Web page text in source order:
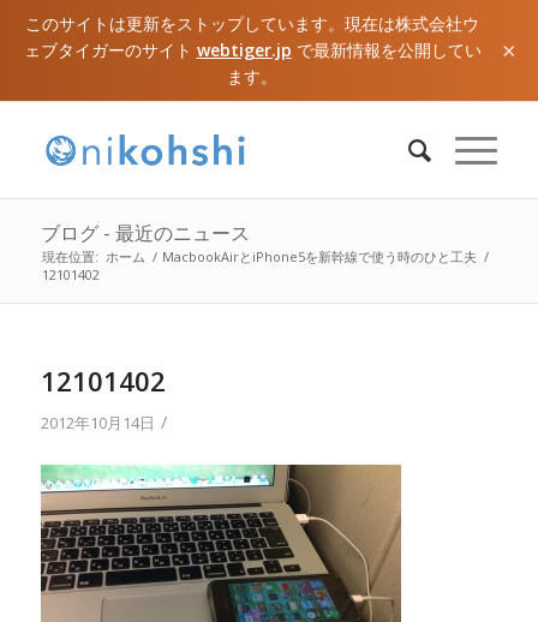
このサイトは更新をストップしています。現在は株式会社ウ
ェブタイガーのサイト webtiger.jp で最新情報を公開してい
ます。
×
ブログ - 最近のニュース
現在位置: ホーム / MacbookAirとiPhone5を新幹線で使う時のひと工夫 /
12101402
12101402
2012年10月14日 /